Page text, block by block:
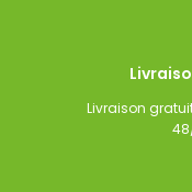
Livraison